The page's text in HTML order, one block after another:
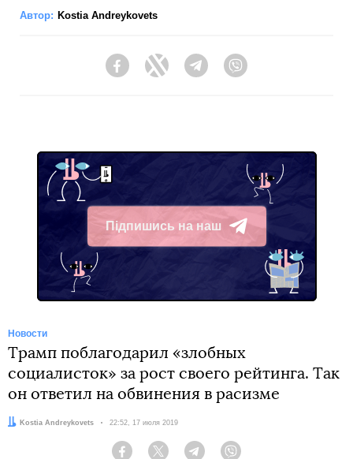
Автор: Kostia Andreykovets
FacebookTwitter Telegram
Підпишись на наш
Telegram
Новости
Трамп поблагодарил «злобных
социалисток» за рост своего рейтинга. Так
он ответил на обвинения в расизме
Автор:Kostia Andreykovets Дата:
22:52, 17 июля 2019